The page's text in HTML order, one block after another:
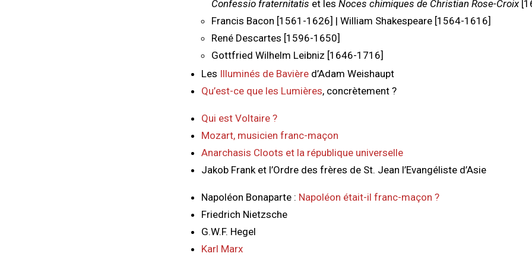
Confessio fraternitatis et les Noces chimiques de Christian Rose-Croix
Francis Bacon [1561-1626] | William Shakespeare [1564-1616]
René Descartes [1596-1650]
Gottfried Wilhelm Leibniz [1646-1716]
Les Illuminés de Bavière d’Adam Weishaupt
Qu’est-ce que les Lumières, concrètement ?
Qui est Voltaire ?
Mozart, musicien franc-maçon
Anarchasis Cloots et la république universelle
Jakob Frank et l’Ordre des frères de St. Jean l’Evangéliste d’Asie
Napoléon Bonaparte : Napoléon était-il franc-maçon ?
Friedrich Nietzsche
G.W.F. Hegel
Karl Marx